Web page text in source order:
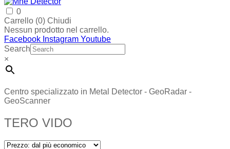
0
Carrello (0) Chiudi
Nessun prodotto nel carrello.
Facebook Instagram Youtube
Search
×
Centro specializzato in Metal Detector - GeoRadar -
GeoScanner
TERO VIDO